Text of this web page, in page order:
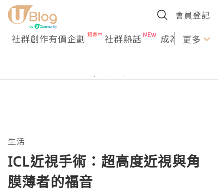
會員登記
社群創作有價企劃 社群熱話 成為U更多
生活
ICL近視手術：超高度近視與角
膜薄者的福音